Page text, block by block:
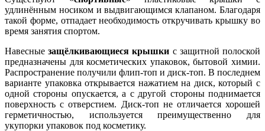
удлинённым носиком и выдвигающимся клапаном. Благодаря
такой форме, отпадает необходимость откручивать крышку во
время занятия спортом.
Навесныезащёлкивающиеся крышки с защитной полоской
предназначены для косметических упаковок, бытовой химии.
Распространение получили флип-топ и диск-топ. В последнем
варианте упаковка открывается нажатием на диск, который с
одной стороны опускается, а с другой стороны поднимается
поверхность с отверстием. Диск-топ не отличается хорошей
герметичностью, используется преимущественно для
укупорки упаковок под косметику.